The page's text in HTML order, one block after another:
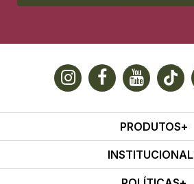
PRODUTOS
INSTITUCIONAL